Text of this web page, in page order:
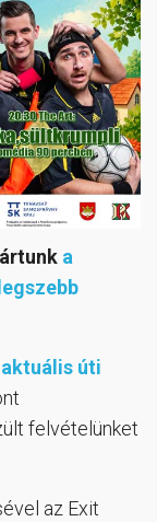
a
úti
felvételünket
az Exit